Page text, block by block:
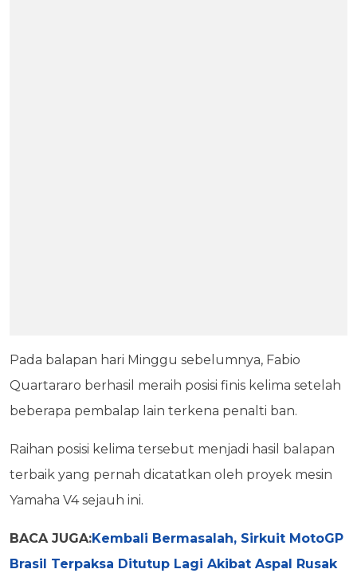
Pada balapan hari Minggu sebelumnya, Fabio
Quartararo berhasil meraih posisi finis kelima setelah
beberapa pembalap lain terkena penalti ban.
Raihan posisi kelima tersebut menjadi hasil balapan
terbaik yang pernah dicatatkan oleh proyek mesin
Yamaha V4 sejauh ini.
BACA JUGA:Kembali Bermasalah, Sirkuit MotoGP
Brasil Terpaksa Ditutup Lagi Akibat Aspal Rusak